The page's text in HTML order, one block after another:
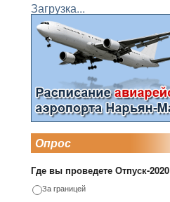
Загрузка...
Опрос
Где вы проведете Отпуск-2020
За границей